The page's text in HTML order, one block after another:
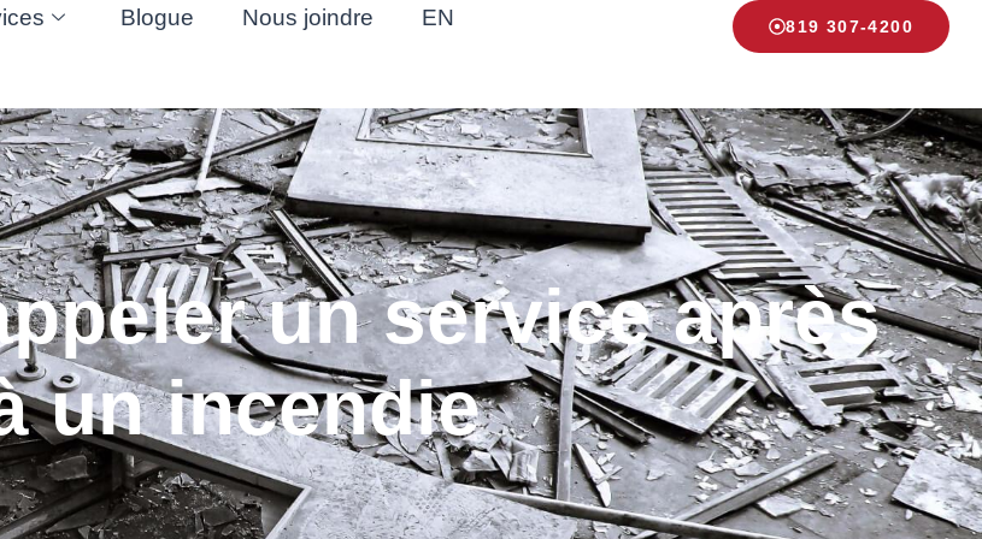
Blogue Nous joindre EN 819 307-4200
un service après
un incendie